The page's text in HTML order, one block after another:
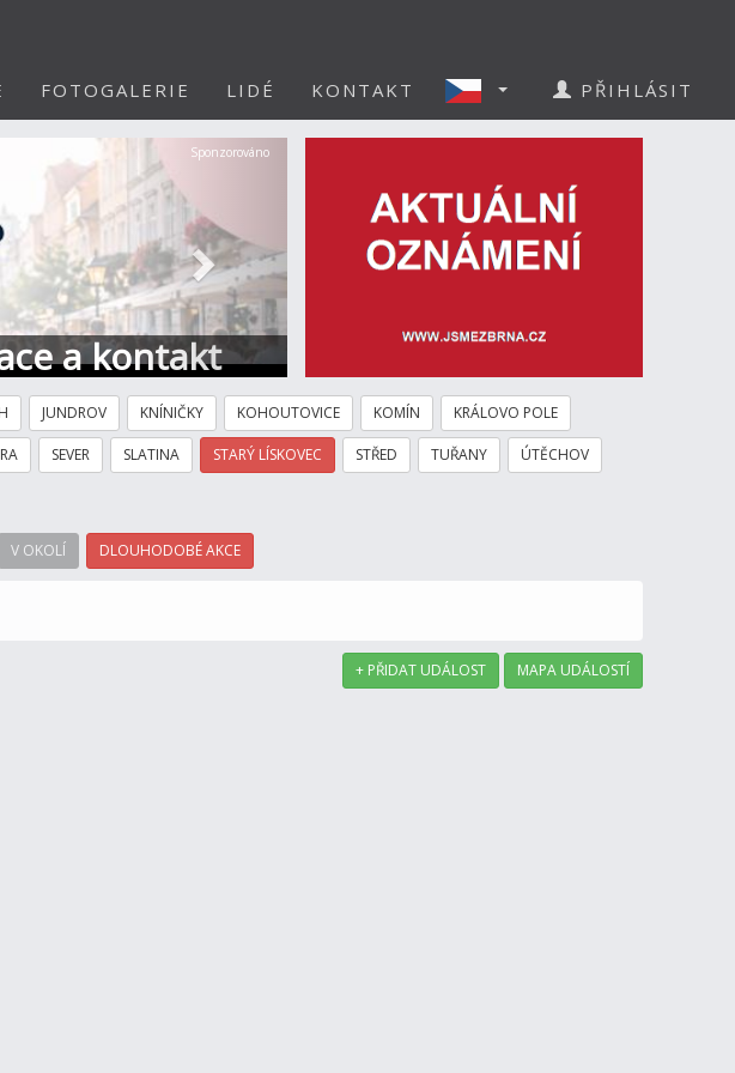
FOTOGALERIE LIDÉ KONTAKT PŘIHLÁSIT
a kontakt
Další
Sponzorováno
JUNDROV KNÍNIČKY KOHOUTOVICE KOMÍN KRÁLOVO POLE
SEVER SLATINA STARÝ LÍSKOVEC STŘED TUŘANY ÚTĚCHOV
V OKOLÍ DLOUHODOBÉ AKCE
+ PŘIDAT UDÁLOST MAPA UDÁLOSTÍ